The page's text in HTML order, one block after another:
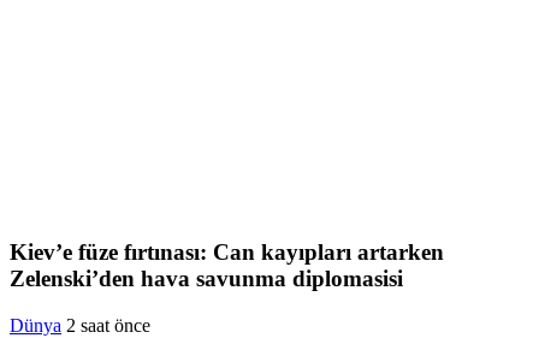
Kiev’e füze fırtınası: Can kayıpları artarken
Zelenski’den hava savunma diplomasisi
Dünya 2 saat önce